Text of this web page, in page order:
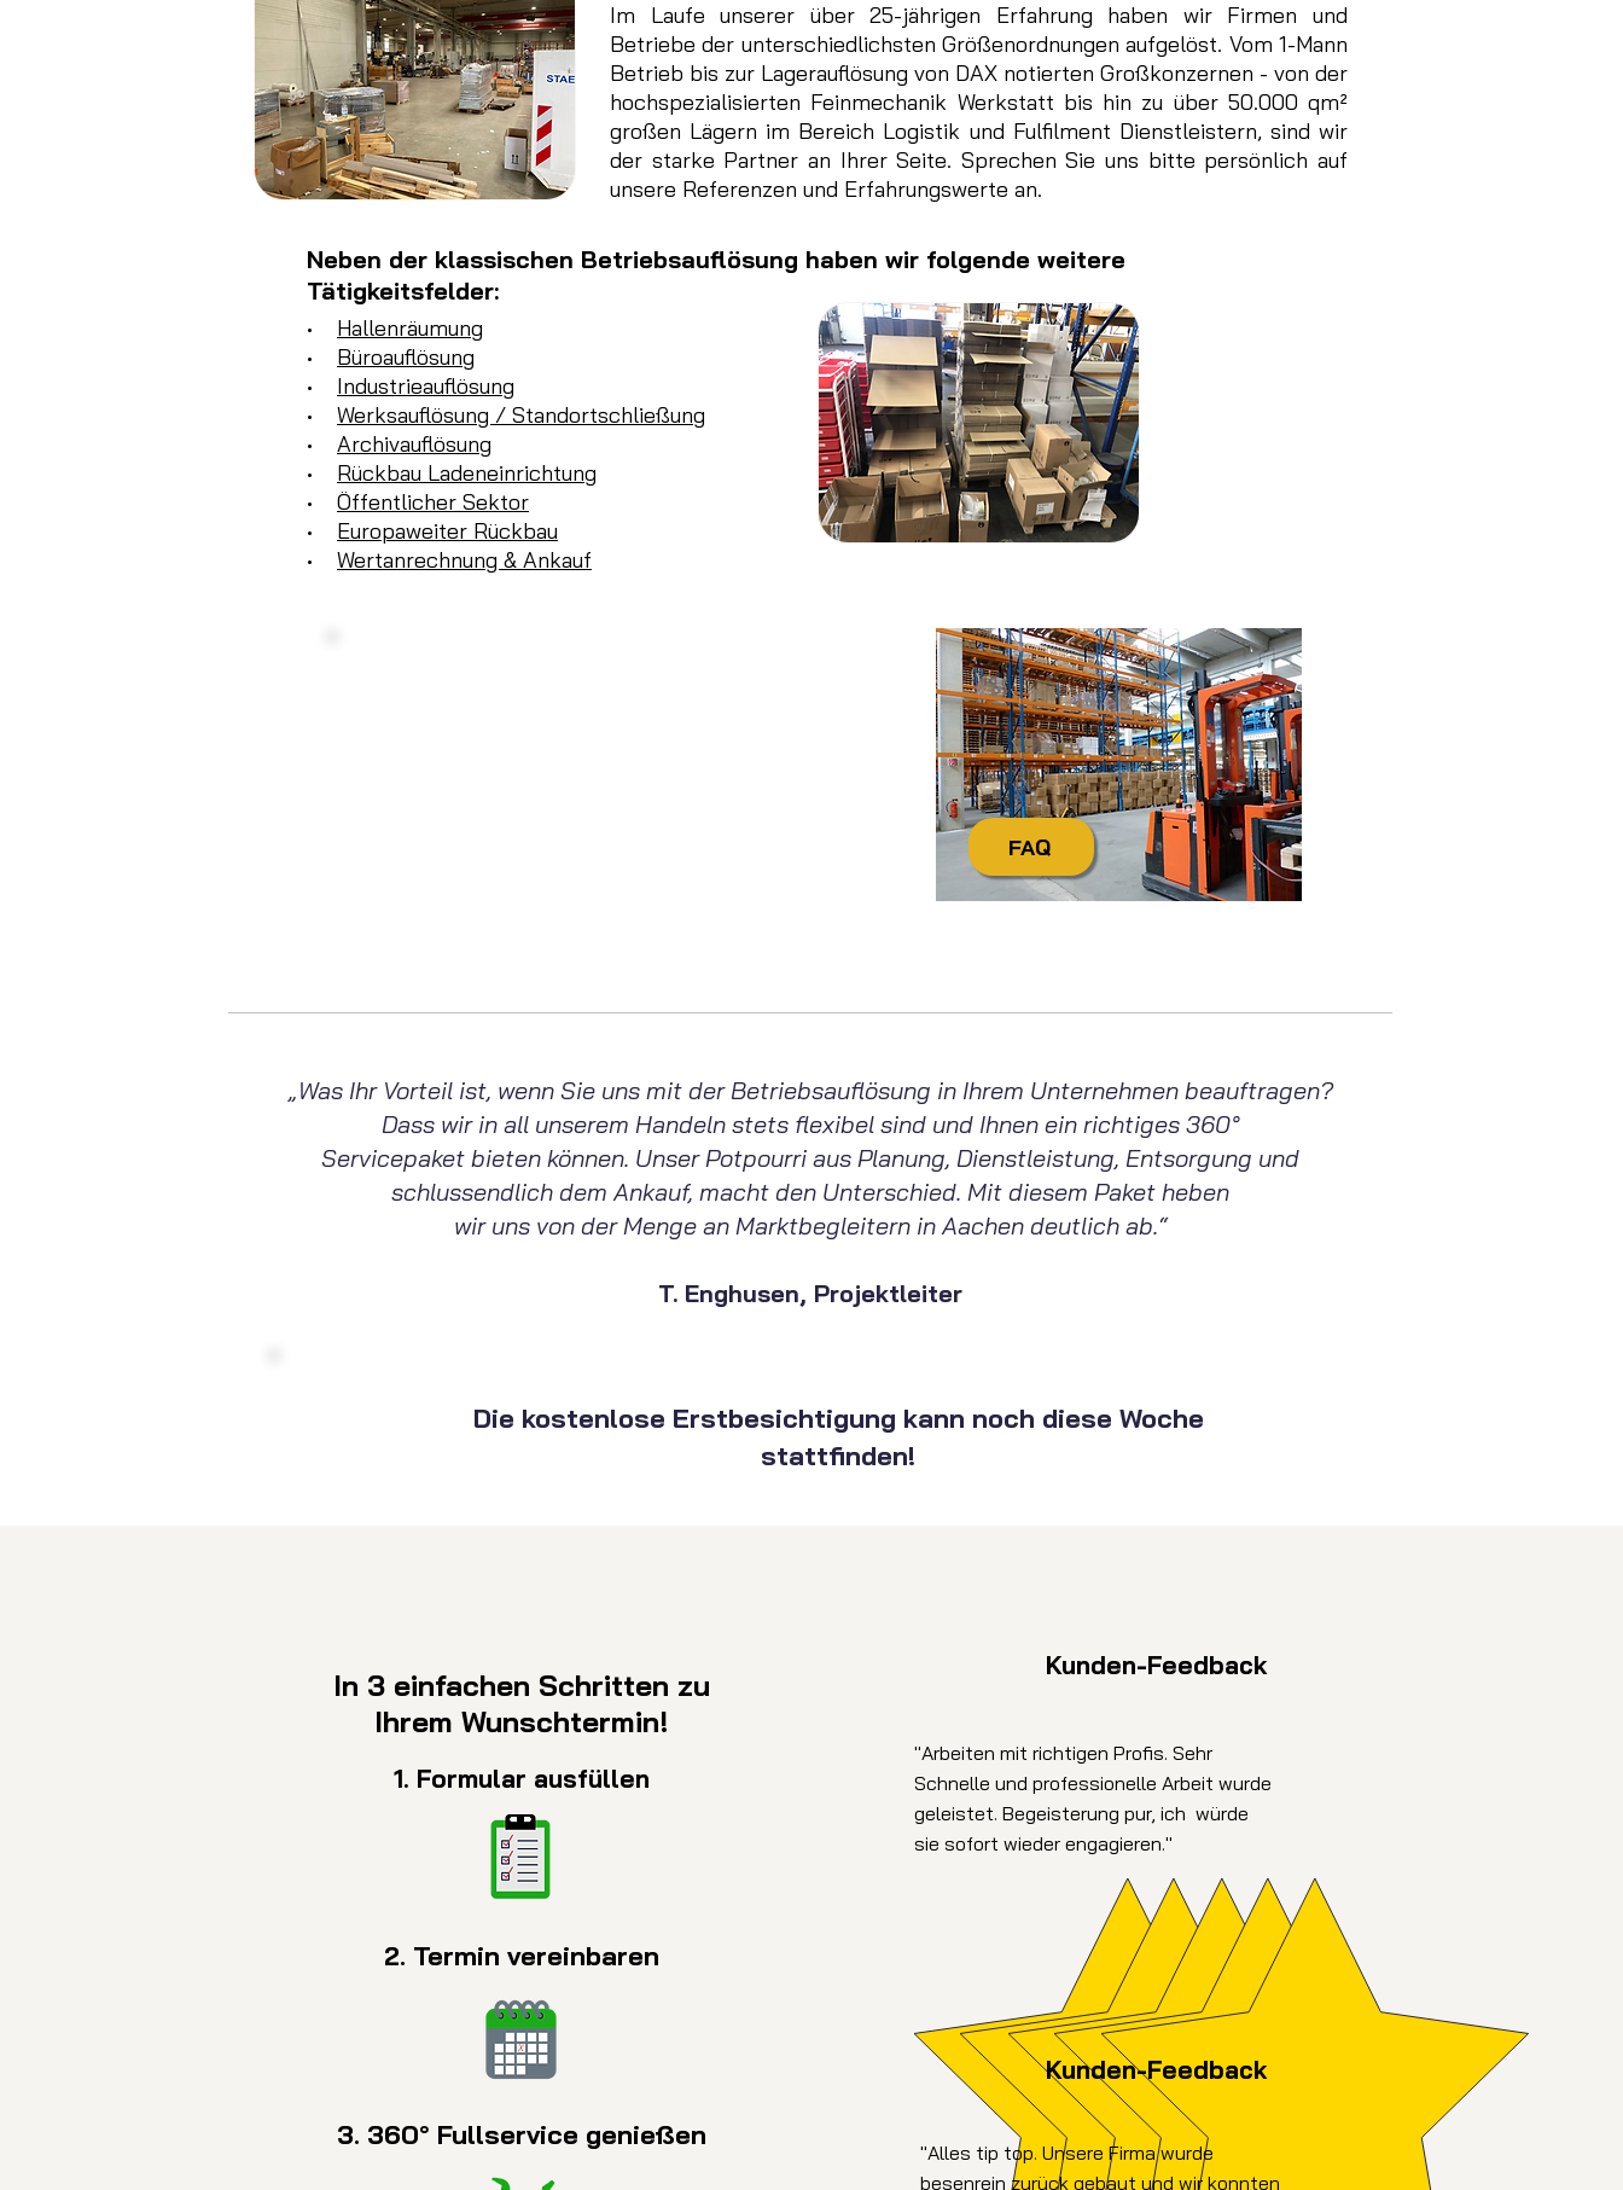
Im Laufe unserer über 25-jährigen Erfahrung haben wir Firmen und
Betriebe der unterschiedlichsten Größenordnungen aufgelöst. Vom 1-Mann
Betrieb bis zur Lagerauflösung von DAX notierten Großkonzernen - von der
hochspezialisierten Feinmechanik Werkstatt bis hin zu über 50.000 qm²
großen Lägern im Bereich Logistik und Fulfilment Dienstleistern, sind wir
der starke Partner an Ihrer Seite. Sprechen Sie uns bitte persönlich auf
unsere Referenzen und Erfahrungswerte an.
Neben der klassischen Betriebsauflösung haben wir folgende weitere
Tätigkeitsfelder:
• Hallenräumung
• Büroauflösung
• Industrieauflösung
• Werksauflösung / Standortschließung
• Archivauflösung
• Rückbau Ladeneinrichtung
• Öffentlicher Sektor
• Europaweiter Rückbau
• Wertanrechnung & Ankauf
FAQ
„Was Ihr Vorteil ist, wenn Sie uns mit der Betriebsauflösung in Ihrem Unternehmen beauftragen?
Dass wir in all unserem Handeln stets flexibel sind und Ihnen ein richtiges 360°
Servicepaket bieten können. Unser Potpourri aus Planung, Dienstleistung, Entsorgung und
schlussendlich dem Ankauf, macht den Unterschied. Mit diesem Paket heben
wir uns von der Menge an Marktbegleitern in Aachen deutlich ab.“
T. Enghusen, Projektleiter
Die kostenlose Erstbesichtigung kann noch diese Woche
stattfinden!
In 3 einfachen Schritten zu
Ihrem Wunschtermin!
1. Formular ausfüllen
2. Termin vereinbaren
3. 360° Fullservice genießen
Kunden-Feedback
"Arbeiten mit richtigen Profis. Sehr
Schnelle und professionelle Arbeit wurde
geleistet. Begeisterung pur, ich würde
sie sofort wieder engagieren."
Kunden-Feedback
"Alles tip top. Unsere Firma wurde
besenrein zurück gebaut und wir konnten